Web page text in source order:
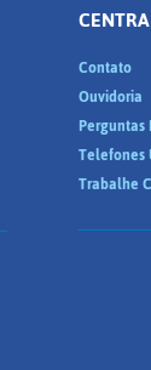
Contato
Ouvidoria
Telefones
Trabalhe